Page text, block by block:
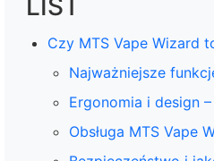
LIST
Czy MTS Vape Wizard
Najważniejsze
Ergonomia i design
Obsługa MTS Vape